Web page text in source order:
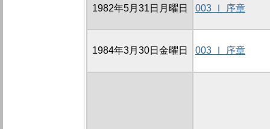
1982年5月31日月曜日 003 Ⅰ 序章
1984年3月30日金曜日 003 Ⅰ 序章